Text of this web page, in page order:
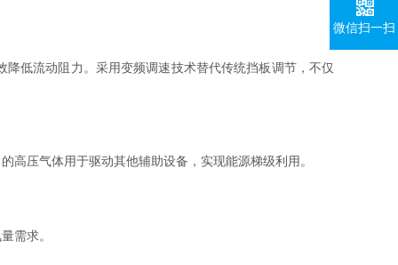
低流动阻力。采用变频调速技术替代传统挡板调节，不仅
压气体用于驱动其他辅助设备，实现能源梯级利用。
需求。
微信扫一扫